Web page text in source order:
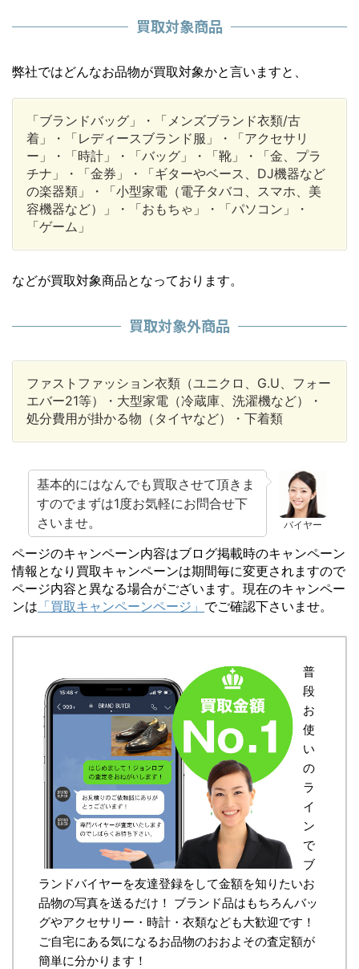
買取対象商品
弊社ではどんなお品物が買取対象かと言いますと、
「ブランドバッグ」・「メンズブランド衣類/古
着」・「レディースブランド服」・「アクセサリ
ー」・「時計」・「バッグ」・「靴」・「金、プラ
チナ」・「金券」・「ギターやベース、DJ機器など
の楽器類」・「小型家電（電子タバコ、スマホ、美
容機器など）」・「おもちゃ」・「パソコン」・
「ゲーム」
などが買取対象商品となっております。
買取対象外商品
ファストファッション衣類（ユニクロ、G.U、フォー
エバー21等）・大型家電（冷蔵庫、洗濯機など）・
処分費用が掛かる物（タイヤなど）・下着類
バイヤー
基本的にはなんでも買取させて頂きま
すのでまずは1度お気軽にお問合せ下
さいませ。
ページのキャンペーン内容はブログ掲載時のキャンペーン
情報となり買取キャンペーンは期間毎に変更されますので
ページ内容と異なる場合がございます。現在のキャンペー
ンは 「買取キャンペーンページ」 でご確認下さいませ。
普
段
お
使
い
の
ラ
イ
ン
で
ブ
ランドバイヤーを友達登録をして金額を知りたいお
品物の写真を送るだけ！ ブランド品はもちろんバッ
グやアクセサリー・時計・衣類なども大歓迎です！
ご自宅にある気になるお品物のおおよその査定額が
簡単に分かります！